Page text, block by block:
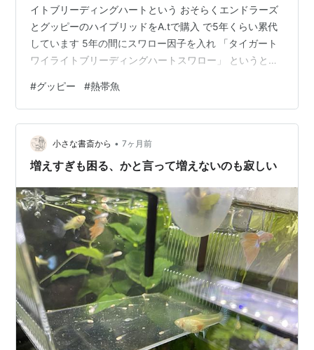
イトブリーディングハートという おそらくエンドラーズ
とグッピーのハイブリッドをA.tで購入 で5年くらい累代
しています 5年の間にスワロー因子を入れ 「タイガート
ワイライトブリーディングハートスワロー」 というとて
今挑戦中 タイガートワイライトブリーディングハートス
ワローに ヤフオクで購入した「ガラスのブルーグラス」
を掛け合わせる このグッピーはおそらく一般的なガラス
のグラスではなく アイボリーで赤色を抑制したブルーグ
ラスだと思われる ではそのF2を見て行きましょう デルタ
#グッピー #熱帯魚
小さな書斎から • 7ヶ月前
増えすぎも困る、かと言って増えないのも寂しい